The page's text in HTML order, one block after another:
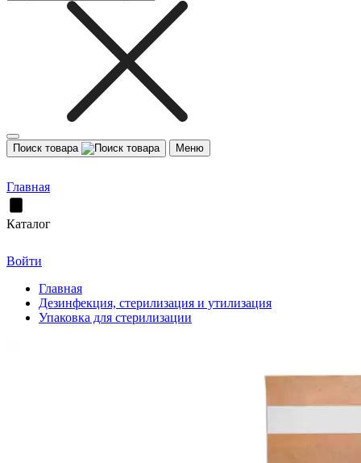
Поиск товара Меню
Главная
Каталог
Войти
Главная
Дезинфекция, стерилизация и утилизация
Упаковка для стерилизации